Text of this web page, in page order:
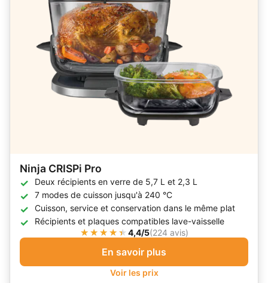
Ninja CRISPi Pro
Deux récipients en verre de 5,7 L et 2,3 L
7 modes de cuisson jusqu'à 240 °C
Cuisson, service et conservation dans le même plat
Récipients et plaques compatibles lave-vaisselle
4,4/5(224 avis)
En savoir plus
Voir les prix